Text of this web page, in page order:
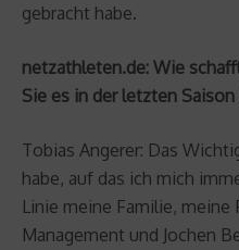
gebracht habe.
netzathleten.de: Wie
Sie es in der letzten
Tobias Angerer: Das
habe, auf das ich mich
Linie meine Familie, meine
Management und Jochen